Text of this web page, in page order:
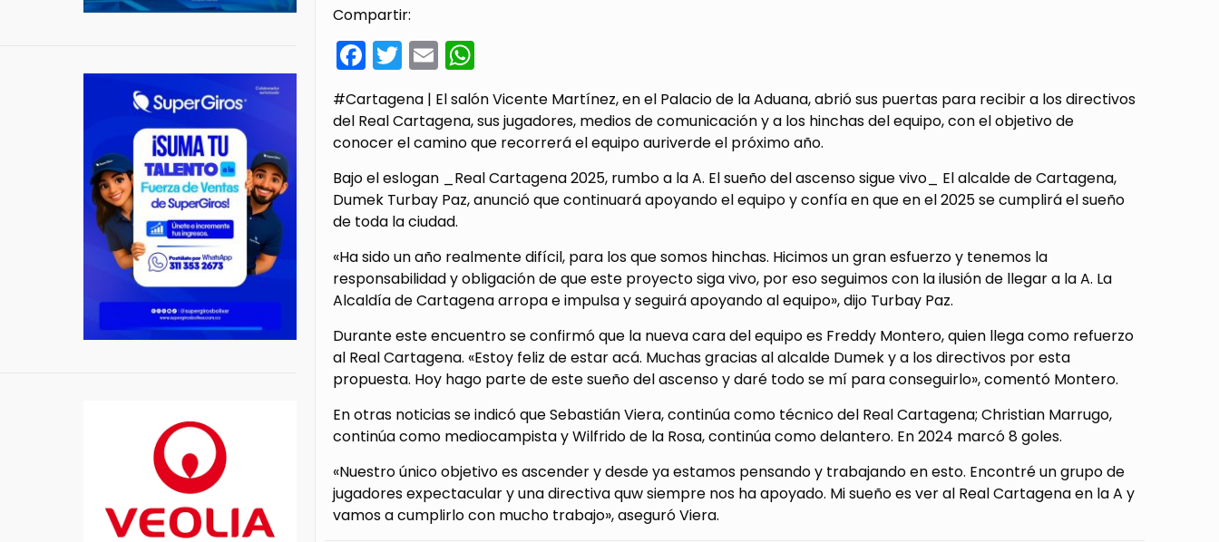
Compartir:
Facebook
Twitter
Email
#Cartagena | El salón Vicente Martínez, en el Palacio de la Aduana, abrió sus puertas para recibir a los directivos
del Real Cartagena, sus jugadores, medios de comunicación y a los hinchas del equipo, con el objetivo de
conocer el camino que recorrerá el equipo auriverde el próximo año.
Bajo el eslogan _Real Cartagena 2025, rumbo a la A. El sueño del ascenso sigue vivo_ El alcalde de Cartagena,
Dumek Turbay Paz, anunció que continuará apoyando el equipo y confía en que en el 2025 se cumplirá el sueño
de toda la ciudad.
«Ha sido un año realmente difícil, para los que somos hinchas. Hicimos un gran esfuerzo y tenemos la
responsabilidad y obligación de que este proyecto siga vivo, por eso seguimos con la ilusión de llegar a la A. La
Alcaldía de Cartagena arropa e impulsa y seguirá apoyando al equipo», dijo Turbay Paz.
Durante este encuentro se confirmó que la nueva cara del equipo es Freddy Montero, quien llega como refuerzo
al Real Cartagena. «Estoy feliz de estar acá. Muchas gracias al alcalde Dumek y a los directivos por esta
propuesta. Hoy hago parte de este sueño del ascenso y daré todo se mí para conseguirlo», comentó Montero.
En otras noticias se indicó que Sebastián Viera, continúa como técnico del Real Cartagena; Christian Marrugo,
continúa como mediocampista y Wilfrido de la Rosa, continúa como delantero. En 2024 marcó 8 goles.
«Nuestro único objetivo es ascender y desde ya estamos pensando y trabajando en esto. Encontré un grupo de
jugadores expectacular y una directiva quw siempre nos ha apoyado. Mi sueño es ver al Real Cartagena en la A y
vamos a cumplirlo con mucho trabajo», aseguró Viera.